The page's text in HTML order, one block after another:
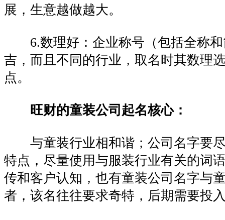
展，生意越做越大。
6.数理好：企业称号（包括全称和
吉，而且不同的行业，取名时其数理
点。
旺财的童装公司起名核心：
与童装行业相和谐；公司名字要尽
特点，尽量使用与服装行业有关的词
传和客户认知，也有童装公司名字与
者，该名往往要求奇特，后期需要投